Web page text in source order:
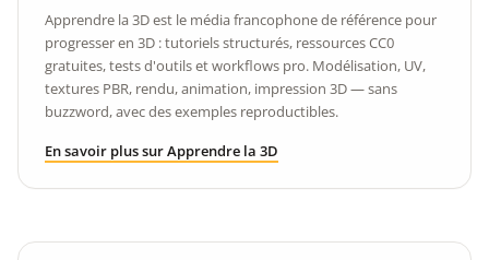
Apprendre la 3D est le média francophone de référence pour
progresser en 3D : tutoriels structurés, ressources CC0
gratuites, tests d'outils et workflows pro. Modélisation, UV,
textures PBR, rendu, animation, impression 3D — sans
buzzword, avec des exemples reproductibles.
En savoir plus sur Apprendre la 3D